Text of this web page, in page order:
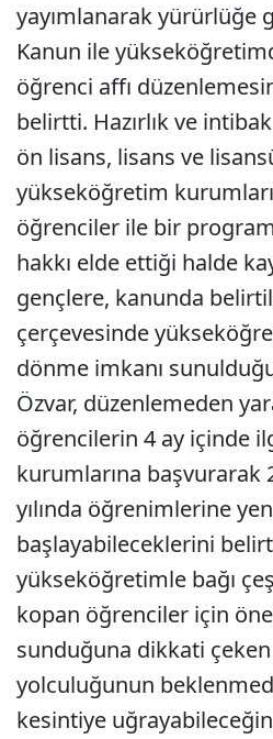
yayımlanarak yürürlüğe
Kanun ile
öğrenci affı
belirtti. Hazırlık ve
ön lisans, lisans ve
yükseköğretim
öğrenciler ile bir
hakkı elde ettiği halde
gençlere, kanunda
çerçevesinde
dönme imkanı
Özvar, düzenlemeden
öğrencilerin 4 ay içinde
kurumlarına başvurarak
yılında öğrenimlerine
başlayabileceklerini
yükseköğretimle bağı
kopan öğrenciler için
sunduğuna dikkati
yolculuğunun
kesintiye